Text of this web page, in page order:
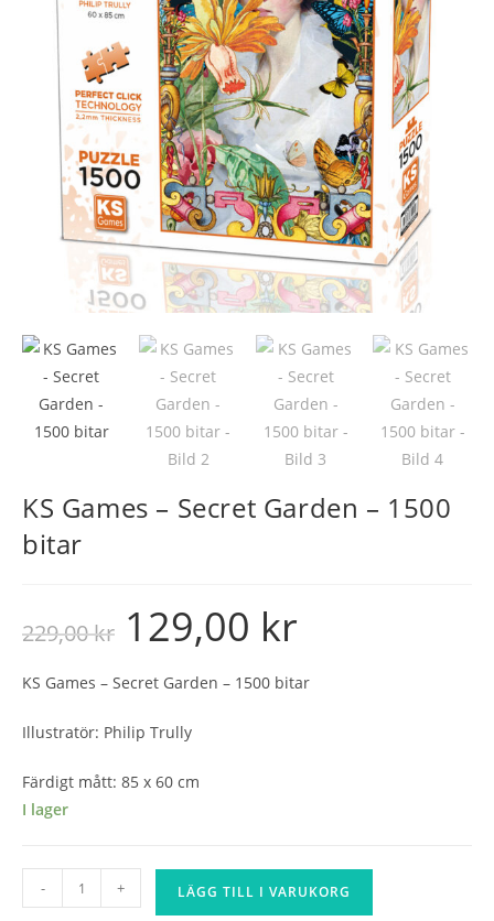
KS Games – Secret Garden – 1500
bitar
229,00kr
Det
ursprungliga
priset
229,00 kr.
129,00 kr
129,00 kr.
KS Games – Secret Garden – 1500 bitar
Illustratör: Philip Trully
Färdigt mått: 85 x 60 cm
I lager
Games
- + LÄGG TILL I VARUKORG